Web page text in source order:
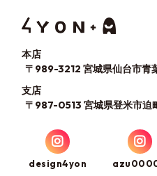
本店
〒989-3212 宮城県仙台市青
支店
〒987-0513 宮城県登米市迫
design4yon